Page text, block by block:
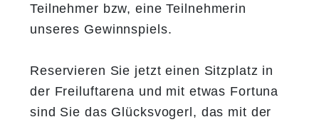
Teilnehmer bzw, eine Teilnehmerin
unseres Gewinnspiels.
Reservieren Sie jetzt einen Sitzplatz in
der Freiluftarena und mit etwas Fortuna
sind Sie das Glücksvogerl, das mit der